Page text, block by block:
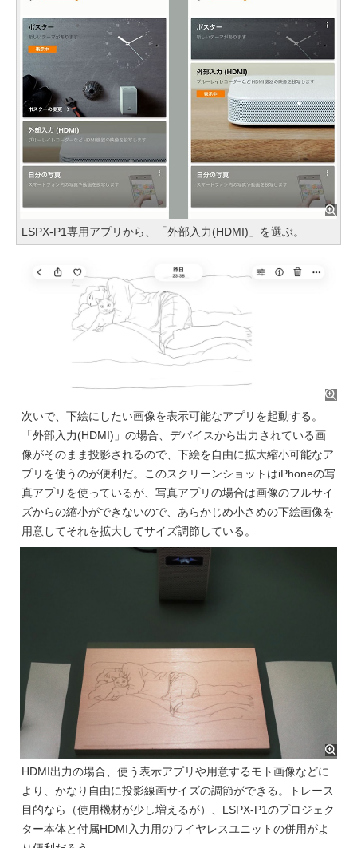
LSPX-P1専用アプリから、「外部入力(HDMI)」を選ぶ。
次いで、下絵にしたい画像を表示可能なアプリを起動する。
「外部入力(HDMI)」の場合、デバイスから出力されている画
像がそのまま投影されるので、下絵を自由に拡大縮小可能なア
プリを使うのが便利だ。このスクリーンショットはiPhoneの写
真アプリを使っているが、写真アプリの場合は画像のフルサイ
ズからの縮小ができないので、あらかじめ小さめの下絵画像を
用意してそれを拡大してサイズ調節している。
HDMI出力の場合、使う表示アプリや用意するモト画像などに
より、かなり自由に投影線画サイズの調節ができる。トレース
目的なら（使用機材が少し増えるが）、LSPX-P1のプロジェク
ター本体と付属HDMI入力用のワイヤレスユニットの併用がよ